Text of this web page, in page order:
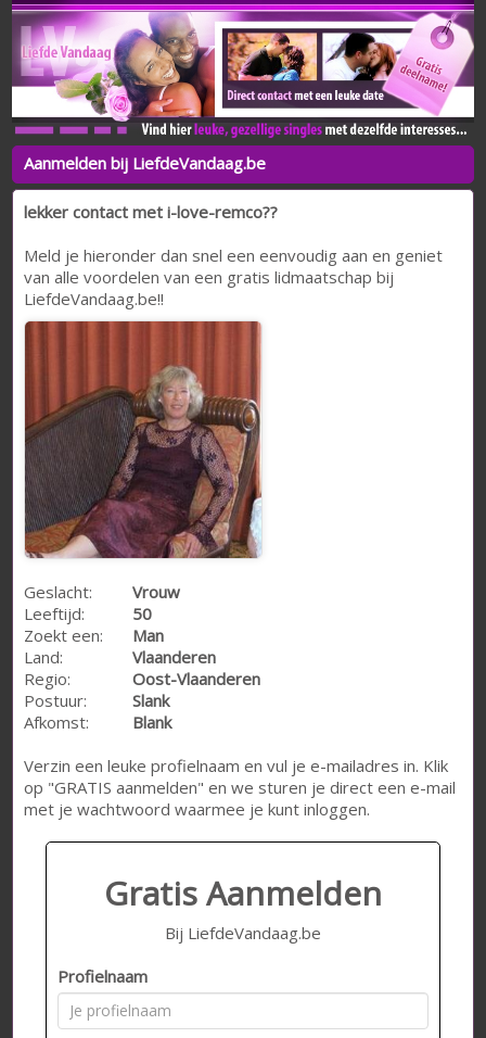
Aanmelden bij LiefdeVandaag.be
lekker contact met i-love-remco??
Meld je hieronder dan snel een eenvoudig aan en geniet
van alle voordelen van een gratis lidmaatschap bij
LiefdeVandaag.be!!
Geslacht:
Vrouw
Leeftijd:
50
Zoekt een:
Man
Land:
Vlaanderen
Regio:
Oost-Vlaanderen
Postuur:
Slank
Afkomst:
Blank
Verzin een leuke profielnaam en vul je e-mailadres in. Klik
op "GRATIS aanmelden" en we sturen je direct een e-mail
met je wachtwoord waarmee je kunt inloggen.
Gratis Aanmelden
Bij LiefdeVandaag.be
Profielnaam